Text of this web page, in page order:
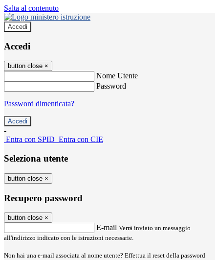
Salta al contenuto
Accedi
Accedi
button close ×
Nome Utente
Password
Password dimenticata?
-
Entra con SPID Entra con CIE
Seleziona utente
button close ×
Recupero password
button close ×
E-mail Verrà inviato un messaggio
all'indirizzo indicato con le istruzioni necessarie.
Non hai una e-mail associata al nome utente? Effettua il reset della password